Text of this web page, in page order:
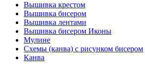
Вышивка крестом
Вышивка бисером
Вышивка лентами
Вышивка бисером Иконы
Мулине
Схемы (канва) с рисунком бисером
Канва